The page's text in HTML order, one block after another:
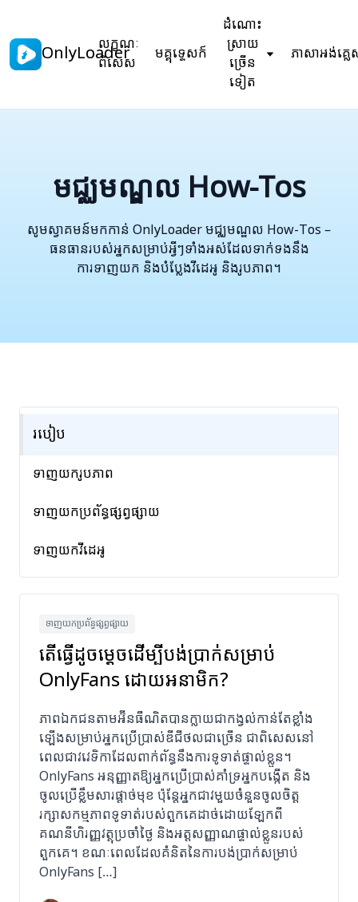
OnlyLoader
លក្ខណៈ
ពិសេស
មគ្គុទ្ទេសក៍
ដំណោះ
ស្រាយ
ច្រើន
ទៀត
ភាសាអង់គ្ល
មជ្ឈមណ្ឌល How-Tos
សូមស្វាគមន៍មកកាន់ OnlyLoader មជ្ឈមណ្ឌល How-Tos –
ធនធានរបស់អ្នកសម្រាប់អ្វីៗទាំងអស់ដែលទាក់ទងនឹង
ការទាញយក និងបំប្លែងវីដេអូ និងរូបភាព។
របៀប
ទាញយករូបភាព
ទាញយកប្រព័ន្ធផ្សព្វផ្សាយ
ទាញយកវីដេអូ
ទាញយកប្រព័ន្ធផ្សព្វផ្សាយ
តើធ្វើដូចម្តេចដើម្បីបង់ប្រាក់សម្រាប់
OnlyFans ដោយអនាមិក?
ភាពឯកជនតាមអ៊ីនធឺណិតបានក្លាយជាកង្វល់កាន់តែខ្លាំង
ឡើងសម្រាប់អ្នកប្រើប្រាស់ឌីជីថលជាច្រើន ជាពិសេសនៅ
ពេលជាវវេទិកាដែលពាក់ព័ន្ធនឹងការទូទាត់ផ្ទាល់ខ្លួន។
OnlyFans អនុញ្ញាតឱ្យអ្នកប្រើប្រាស់គាំទ្រអ្នកបង្កើត និង
ចូលប្រើខ្លឹមសារផ្តាច់មុខ ប៉ុន្តែអ្នកជាវមួយចំនួនចូលចិត្ត
រក្សាសកម្មភាពទូទាត់របស់ពួកគេដាច់ដោយឡែកពី
គណនីហិរញ្ញវត្ថុប្រចាំថ្ងៃ និងអត្តសញ្ញាណផ្ទាល់ខ្លួនរបស់
ពួកគេ។ ខណៈពេលដែលគំនិតនៃការបង់ប្រាក់សម្រាប់
OnlyFans […]